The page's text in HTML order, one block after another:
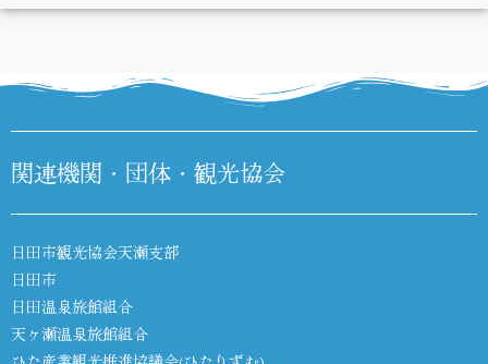
DIARY
関連機関・団体・観光協会
日田市観光協会天瀬支部
日田市
日田温泉旅館組合
天ヶ瀬温泉旅館組合